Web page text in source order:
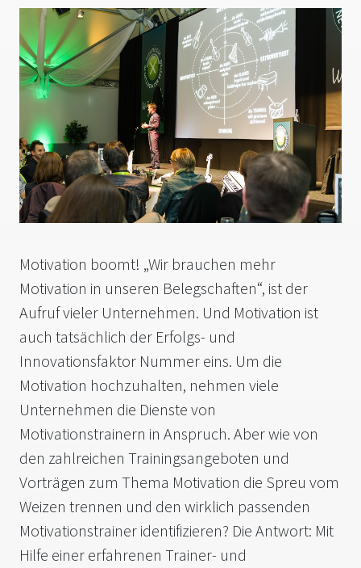
Motivation boomt! „Wir brauchen mehr
Motivation in unseren Belegschaften“, ist der
Aufruf vieler Unternehmen. Und Motivation ist
auch tatsächlich der Erfolgs- und
Innovationsfaktor Nummer eins. Um die
Motivation hochzuhalten, nehmen viele
Unternehmen die Dienste von
Motivationstrainern in Anspruch. Aber wie von
den zahlreichen Trainingsangeboten und
Vorträgen zum Thema Motivation die Spreu vom
Weizen trennen und den wirklich passenden
Motivationstrainer identifizieren? Die Antwort: Mit
Hilfe einer erfahrenen Trainer- und